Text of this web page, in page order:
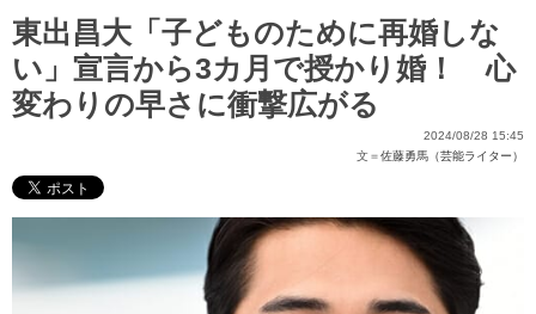
東出昌大「子どものために再婚しな
い」宣言から3カ月で授かり婚！ 心
変わりの早さに衝撃広がる
2024/08/28 15:45
文＝佐藤勇馬（芸能ライター）